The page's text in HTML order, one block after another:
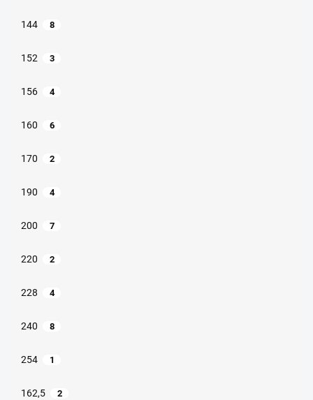
144 8
152 3
156 4
160 6
170 2
190 4
200 7
220 2
228 4
240 8
254 1
162,5 2